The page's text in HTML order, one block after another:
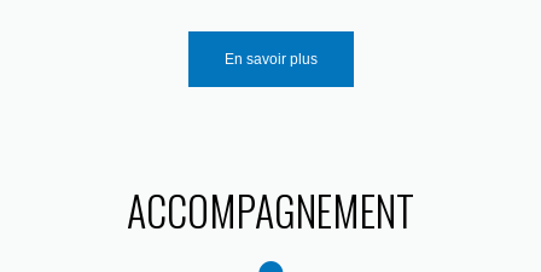
En savoir plus
ACCOMPAGNEMENT